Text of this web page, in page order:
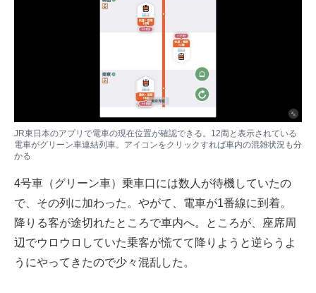
JR東日本のアプリで電車の現在位置が確認できる。12両と表示されている
電車がグリーン車連結列車。アイコンをクリックすれば車内の混雑状況も分
かる
4号車（グリーン車）乗車口には数人が待機していたの
で、その列に加わった。やがて、電車が1番線に到着。
降りる客が途切れたところで車内へ。ところが、座席周
辺でウロウロしていた乗客が慌てて降りようと逆らうよ
うにやってきたので少々混乱した。